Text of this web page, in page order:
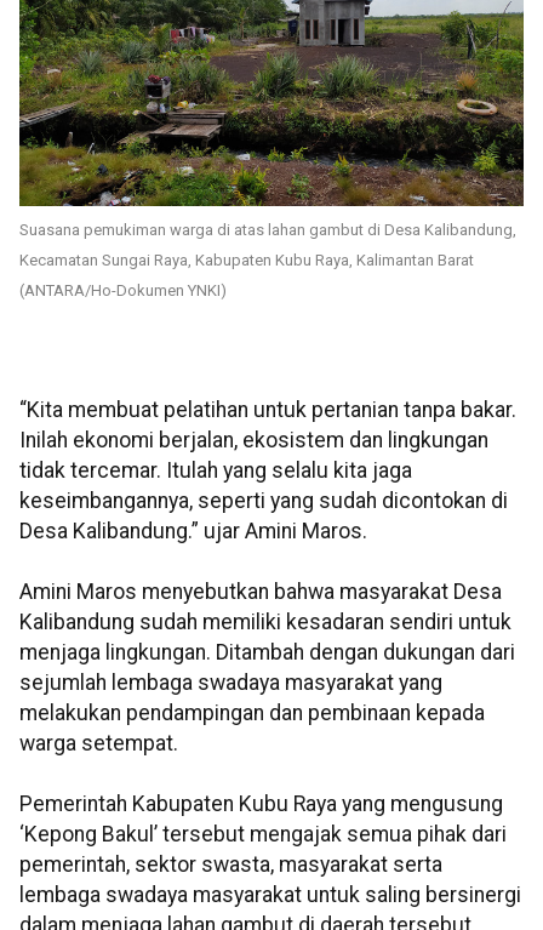
Suasana pemukiman warga di atas lahan gambut di Desa Kalibandung,
Kecamatan Sungai Raya, Kabupaten Kubu Raya, Kalimantan Barat
(ANTARA/Ho-Dokumen YNKI)
“Kita membuat pelatihan untuk pertanian tanpa bakar.
Inilah ekonomi berjalan, ekosistem dan lingkungan
tidak tercemar. Itulah yang selalu kita jaga
keseimbangannya, seperti yang sudah dicontokan di
Desa Kalibandung.” ujar Amini Maros.
Amini Maros menyebutkan bahwa masyarakat Desa
Kalibandung sudah memiliki kesadaran sendiri untuk
menjaga lingkungan. Ditambah dengan dukungan dari
sejumlah lembaga swadaya masyarakat yang
melakukan pendampingan dan pembinaan kepada
warga setempat.
Pemerintah Kabupaten Kubu Raya yang mengusung
‘Kepong Bakul’ tersebut mengajak semua pihak dari
pemerintah, sektor swasta, masyarakat serta
lembaga swadaya masyarakat untuk saling bersinergi